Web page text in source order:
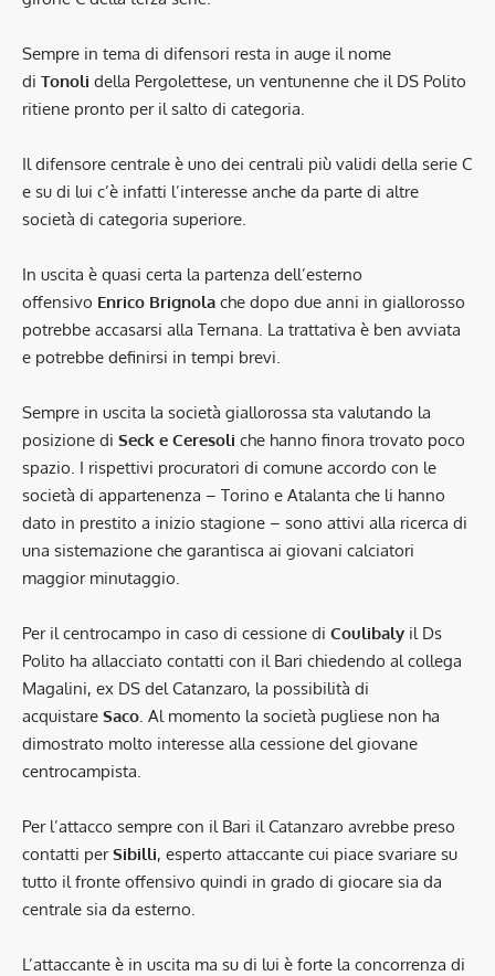
Sempre in tema di difensori resta in auge il nome
di Tonoli della Pergolettese, un ventunenne che il DS Polito
ritiene pronto per il salto di categoria.
Il difensore centrale è uno dei centrali più validi della serie C
e su di lui c’è infatti l’interesse anche da parte di altre
società di categoria superiore.
In uscita è quasi certa la partenza dell’esterno
offensivo Enrico Brignola che dopo due anni in giallorosso
potrebbe accasarsi alla Ternana. La trattativa è ben avviata
e potrebbe definirsi in tempi brevi.
Sempre in uscita la società giallorossa sta valutando la
posizione di Seck e Ceresoli che hanno finora trovato poco
spazio. I rispettivi procuratori di comune accordo con le
società di appartenenza – Torino e Atalanta che li hanno
dato in prestito a inizio stagione – sono attivi alla ricerca di
una sistemazione che garantisca ai giovani calciatori
maggior minutaggio.
Per il centrocampo in caso di cessione di Coulibaly il Ds
Polito ha allacciato contatti con il Bari chiedendo al collega
Magalini, ex DS del Catanzaro, la possibilità di
acquistare Saco. Al momento la società pugliese non ha
dimostrato molto interesse alla cessione del giovane
centrocampista.
Per l’attacco sempre con il Bari il Catanzaro avrebbe preso
contatti perSibilli, esperto attaccante cui piace svariare su
tutto il fronte offensivo quindi in grado di giocare sia da
centrale sia da esterno.
L’attaccante è in uscita ma su di lui è forte la concorrenza di